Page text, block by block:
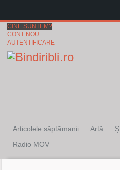
CINE SUNTEM?
CONT NOU
AUTENTIFICARE
Articolele săptămanii Artă
Radio MOV